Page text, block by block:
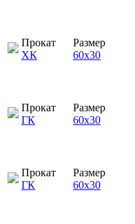
Прокат
ХК
Размер
60х30
Прокат
ГК
Размер
60х30
Прокат
ГК
Размер
60х30